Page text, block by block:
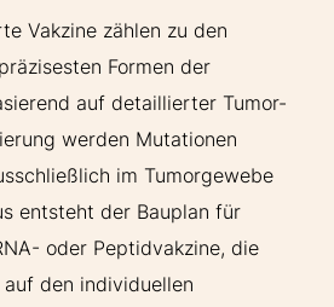
Vakzine zählen zu den
Formen der
auf detaillierter Tumor-
werden Mutationen
im Tumorgewebe
entsteht der Bauplan für
oder Peptidvakzine, die
den individuellen